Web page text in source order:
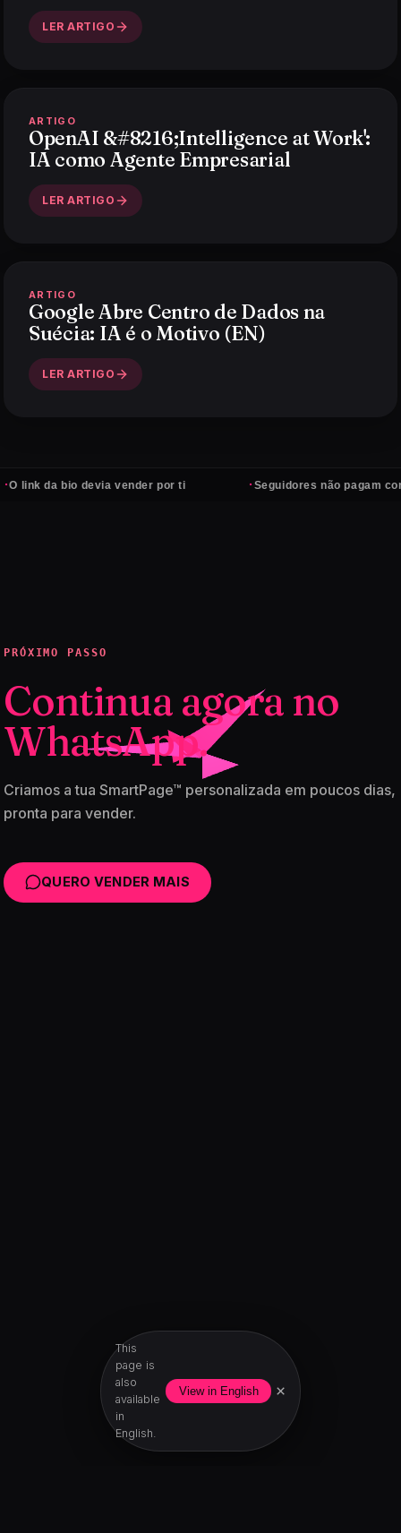
This
page is
also
available
in
English.
View in English ×
LER ARTIGO
ARTIGO
OpenAI &#8216;Intelligence at Work':
IA como Agente Empresarial
LER ARTIGO
ARTIGO
Google Abre Centro de Dados na
Suécia: IA é o Motivo (EN)
LER ARTIGO
bio devia vender por ti Seguidores não pagam contas —
PRÓXIMO PASSO
Continua agora no
WhatsApp.
Criamos a tua SmartPage™ personalizada em poucos dias,
pronta para vender.
QUERO VENDER MAIS